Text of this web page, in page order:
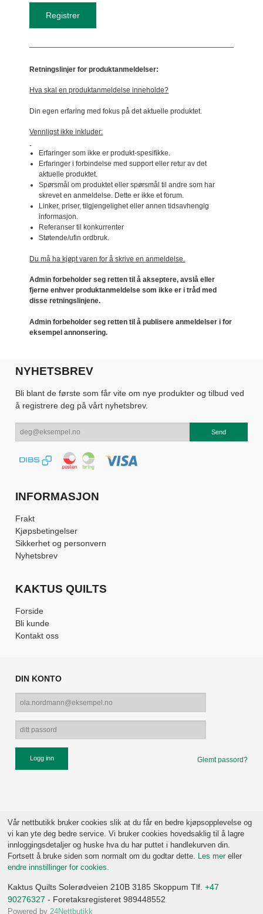
Retningslinjer for produktanmeldelser:
Hva skal en produktanmeldelse inneholde?
Din egen erfaring med fokus på det aktuelle produktet.
Vennligst ikke inkluder:
Erfaringer som ikke er produkt-spesifikke.
Erfaringer i forbindelse med support eller retur av det
aktuelle produktet.
Spørsmål om produktet eller spørsmål til andre som har
skrevet en anmeldelse. Dette er ikke et forum.
Linker, priser, tilgjengelighet eller annen tidsavhengig
informasjon.
Referanser til konkurrenter
Støtende/ufin ordbruk.
Du må ha kjøpt varen for å skrive en anmeldelse.
Admin forbeholder seg retten til å akseptere, avslå eller
fjerne enhver produktanmeldelse som ikke er i tråd med
disse retningslinjene.
Admin forbeholder seg retten til å publisere anmeldelser i for
eksempel annonsering.
NYHETSBREV
Bli blant de første som får vite om nye produkter og tilbud ved
å registrere deg på vårt nyhetsbrev.
INFORMASJON
Frakt
Kjøpsbetingelser
Sikkerhet og personvern
Nyhetsbrev
KAKTUS QUILTS
Forside
Bli kunde
Kontakt oss
DIN KONTO
Glemt passord?
Vår nettbutikk bruker cookies slik at du får en bedre kjøpsopplevelse og
vi kan yte deg bedre service. Vi bruker cookies hovedsaklig til å lagre
innloggingsdetaljer og huske hva du har puttet i handlekurven din.
Fortsett å bruke siden som normalt om du godtar dette. Les mereller
endre innstillinger for cookies.
Kaktus Quilts Solerødveien 210B 3185 Skoppum Tlf.+47
90276327 - Foretaksregisteret 989448552
Powered by 24Nettbutikk